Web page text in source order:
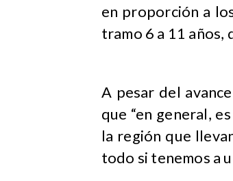
en proporción a
tramo 6 a 11 años,
A pesar del
que “en general,
la región que
todo si tenemos a